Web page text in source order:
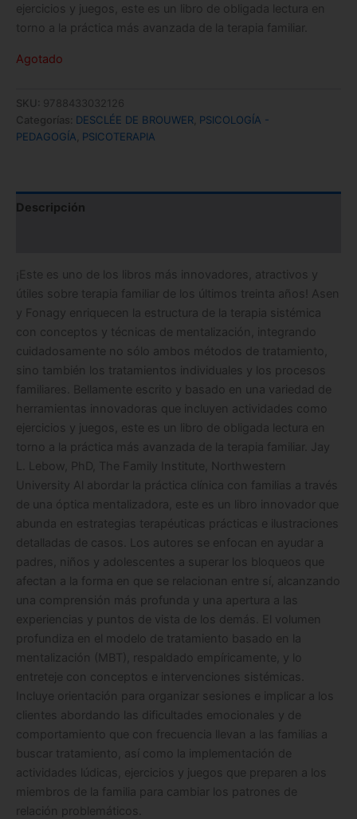
ejercicios y juegos, este es un libro de obligada lectura en
torno a la práctica más avanzada de la terapia familiar.
Agotado
SKU: 9788433032126
Categorías: DESCLÉE DE BROUWER PSICOLOGÍA -
PEDAGOGÍA PSICOTERAPIA
Descripción
¡Este es uno de los libros más innovadores, atractivos y
útiles sobre terapia familiar de los últimos treinta años! Asen
y Fonagy enriquecen la estructura de la terapia sistémica
con conceptos y técnicas de mentalización, integrando
cuidadosamente no sólo ambos métodos de tratamiento,
sino también los tratamientos individuales y los procesos
familiares. Bellamente escrito y basado en una variedad de
herramientas innovadoras que incluyen actividades como
ejercicios y juegos, este es un libro de obligada lectura en
torno a la práctica más avanzada de la terapia familiar. Jay
L. Lebow, PhD, The Family Institute, Northwestern
University Al abordar la práctica clínica con familias a través
de una óptica mentalizadora, este es un libro innovador que
abunda en estrategias terapéuticas prácticas e ilustraciones
detalladas de casos. Los autores se enfocan en ayudar a
padres, niños y adolescentes a superar los bloqueos que
afectan a la forma en que se relacionan entre sí, alcanzando
una comprensión más profunda y una apertura a las
experiencias y puntos de vista de los demás. El volumen
profundiza en el modelo de tratamiento basado en la
mentalización (MBT), respaldado empíricamente, y lo
entreteje con conceptos e intervenciones sistémicas.
Incluye orientación para organizar sesiones e implicar a los
clientes abordando las dificultades emocionales y de
comportamiento que con frecuencia llevan a las familias a
buscar tratamiento, así como la implementación de
actividades lúdicas, ejercicios y juegos que preparen a los
miembros de la familia para cambiar los patrones de
relación problemáticos.